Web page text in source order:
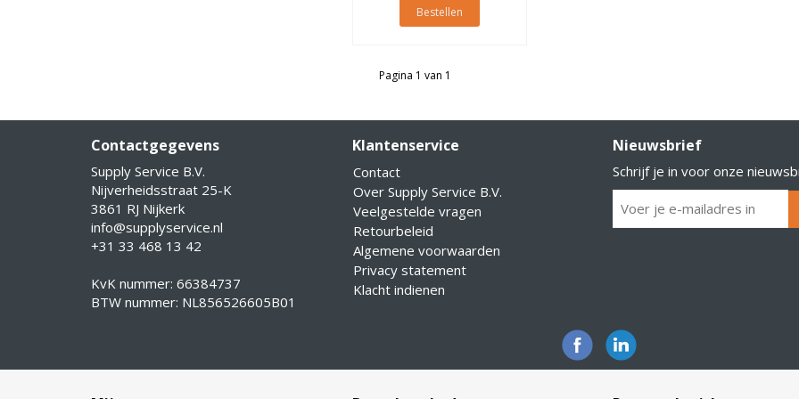
Bestellen
Pagina 1 van 1
Contactgegevens
Supply Service B.V.
Nijverheidsstraat 25-K
3861 RJ Nijkerk
info@supplyservice.nl
+31 33 468 13 42
KvK nummer: 66384737
BTW nummer: NL856526605B01
Klantenservice
Contact
Over Supply Service B.V.
Veelgestelde vragen
Retourbeleid
Algemene voorwaarden
Privacy statement
Klacht indienen
Nieuwsbrief
Schrijf je in voor onze